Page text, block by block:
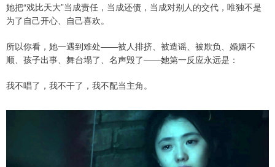
她把“戏比天大”当成责任，当成还债，当成对别人的交代，唯独不是
为了自己开心、自己喜欢。
所以你看，她一遇到难处——被人排挤、被造谣、被欺负、婚姻不
顺、孩子出事、舞台塌了、名声毁了——她第一反应永远是：
我不唱了，我不干了，我不配当主角。